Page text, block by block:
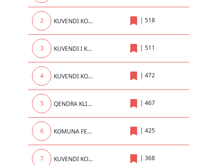
2 KUVENDI KOMUNAL | 518
3 KUVENDI I KOMUNES SE PRISHTINES | 511
4 KUVENDI KOMUNAL I PRIZRENIT | 472
5 QENDRA KLINIKE UNIVERSITARE E KOSOVES | 467
6 KOMUNA FERIZAJ | 425
7 KUVENDI KOMUNAL I KLINËS | 368